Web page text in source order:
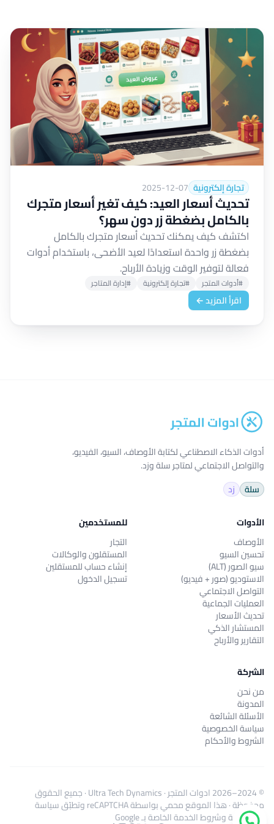
تجارة إلكترونية 2025-12-07
تحديث أسعار العيد: كيف تغير أسعار متجرك
بالكامل بضغطة زر دون سهر؟
اكتشف كيف يمكنك تحديث أسعار متجرك بالكامل
بضغطة زر واحدة استعدادًا لعيد الأضحى، باستخدام أدوات
فعالة لتوفير الوقت وزيادة الأرباح.
#أدوات المتجر #تجارة إلكترونية #إدارة المتاجر
اقرأ المزيد ←
أدوات الذكاء الاصطناعي لكتابة الأوصاف، السيو، الفيديو،
والتواصل الاجتماعي لمتاجر سلة وزد.
سلة
زد
الأدوات
الأوصاف
تحسين السيو
سيو الصور (ALT)
الاستوديو (صور + فيديو)
التواصل الاجتماعي
العمليات الجماعية
تحديث الأسعار
المستشار الذكي
التقارير والأرباح
للمستخدمين
التجار
المستقلون والوكالات
إنشاء حساب للمستقلين
تسجيل الدخول
الشركة
من نحن
المدونة
الأسئلة الشائعة
سياسة الخصوصية
الشروط والأحكام
© 2024–2026 ادوات المتجر·
Ultra Tech Dynamics· جميع الحقوق
محفوظة · هذا الموقع محمي بواسطة reCAPTCHA وتطبّق سياسة
الخصوصيةوشروط الخدمةالخاصة بـ Google